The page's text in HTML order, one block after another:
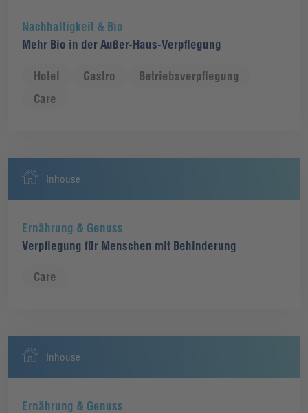
Nachhaltigkeit & Bio
Mehr Bio in der Außer-Haus-Verpflegung
Hotel Gastro
Betriebsverpflegung
Care
Inhouse
Ernährung & Genuss
Verpflegung für Menschen mit Behinderung
Care
Inhouse
Ernährung & Genuss